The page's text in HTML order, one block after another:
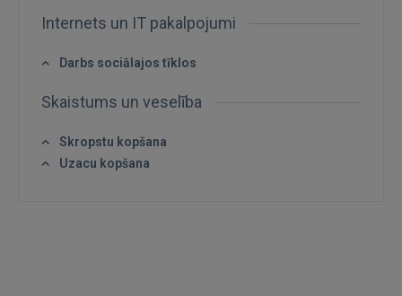
FACEBOOK
 Sign in with Apple
Internets un IT pakalpojumi
Darbs sociālajos tīklos
Skaistums un veselība
Skropstu kopšana
Uzacu kopšana